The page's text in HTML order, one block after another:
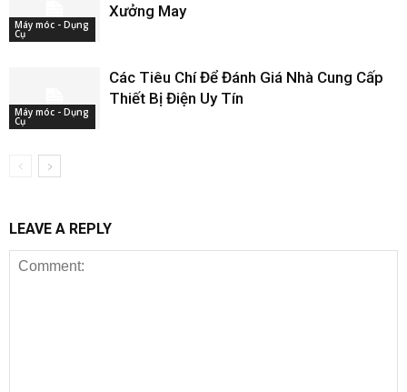
Máy móc - Dụng
Cụ
Xưởng May
Máy móc - Dụng
Cụ
Các Tiêu Chí Để Đánh Giá Nhà Cung Cấp
Thiết Bị Điện Uy Tín
LEAVE A REPLY